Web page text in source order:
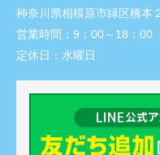
神奈川県相模原市緑区橋本
営業時間： 9：00～18：00
定休日： 水曜日